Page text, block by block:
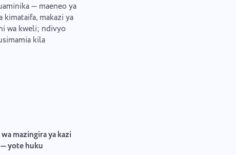
— maeneo ya
kimataifa, makazi ya
wa kweli; ndivyo
kila
mazingira ya kazi
— yote huku